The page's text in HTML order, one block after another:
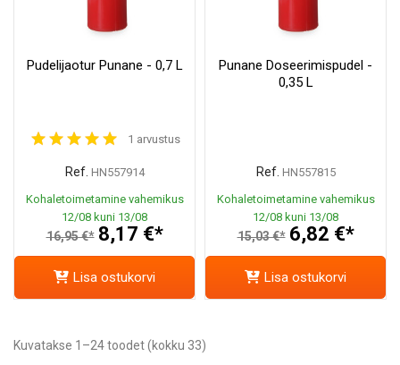
Pudelijaotur Punane - 0,7 L
1 arvustus
Ref. HN557914
Kohaletoimetamine vahemikus
12/08 kuni 13/08
16,95 €* 8,17 €*
Lisa ostukorvi
Punane Doseerimispudel -
0,35 L
Ref. HN557815
Kohaletoimetamine vahemikus
12/08 kuni 13/08
15,03 €* 6,82 €*
Lisa ostukorvi
Kuvatakse 1–24 toodet (kokku 33)